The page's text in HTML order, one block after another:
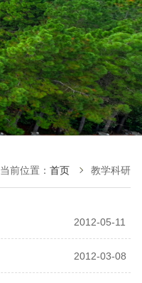
当前位置： 首页 教学科研
2012-05-11
2012-03-08